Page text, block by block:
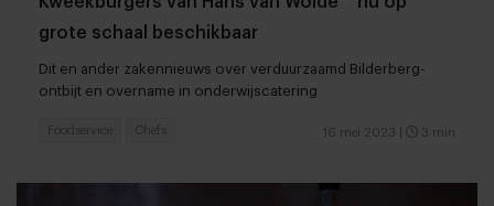
grote schaal beschikbaar
Dit en ander zakennieuws over verduurzaamd Bilderberg-
ontbijt en overname in onderwijscatering
16 mei 2023 3 min
Foodservice Chefs